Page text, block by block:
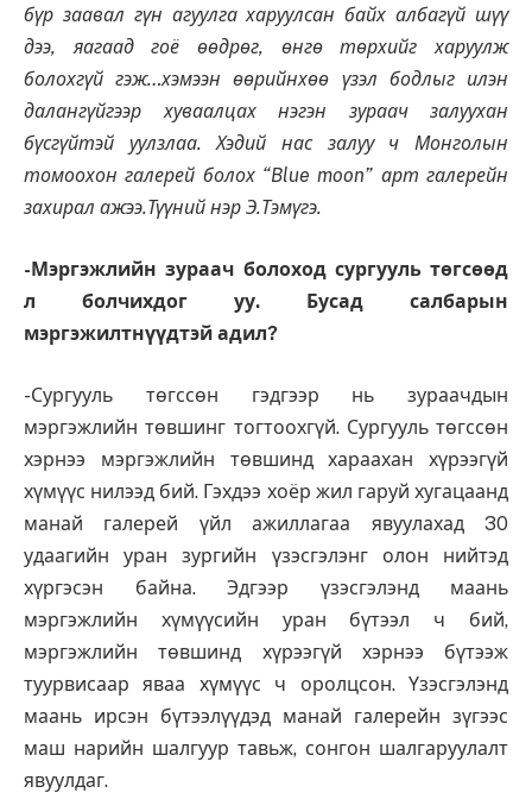
бүр заавал гүн агуулга харуулсан байх албагүй шүү
дээ, яагаад гоё өөдрөг, өнгө төрхийг харуулж
болохгүй гэж…хэмээн өөрийнхөө үзэл бодлыг илэн
далангүйгээр хуваалцах нэгэн зураач залуухан
бүсгүйтэй уулзлаа. Хэдий нас залуу ч Монголын
томоохон галерей болох “Blue moon” арт галерейн
захирал ажээ.Түүний нэр Э.Тэмүгэ.
-Мэргэжлийн зураач болоход сургууль төгсөөд
л болчихдог уу. Бусад салбарын
мэргэжилтнүүдтэй адил?
-Сургууль төгссөн гэдгээр нь зураачдын
мэргэжлийн төвшинг тогтоохгүй. Сургууль төгссөн
хэрнээ мэргэжлийн төвшинд хараахан хүрээгүй
хүмүүс нилээд бий. Гэхдээ хоёр жил гаруй хугацаанд
манай галерей үйл ажиллагаа явуулахад 30
удаагийн уран зургийн үзэсгэлэнг олон нийтэд
хүргэсэн байна. Эдгээр үзэсгэлэнд маань
мэргэжлийн хүмүүсийн уран бүтээл ч бий,
мэргэжлийн төвшинд хүрээгүй хэрнээ бүтээж
туурвисаар яваа хүмүүс ч оролцсон. Үзэсгэлэнд
маань ирсэн бүтээлүүдэд манай галерейн зүгээс
маш нарийн шалгуур тавьж, сонгон шалгаруулалт
явуулдаг.